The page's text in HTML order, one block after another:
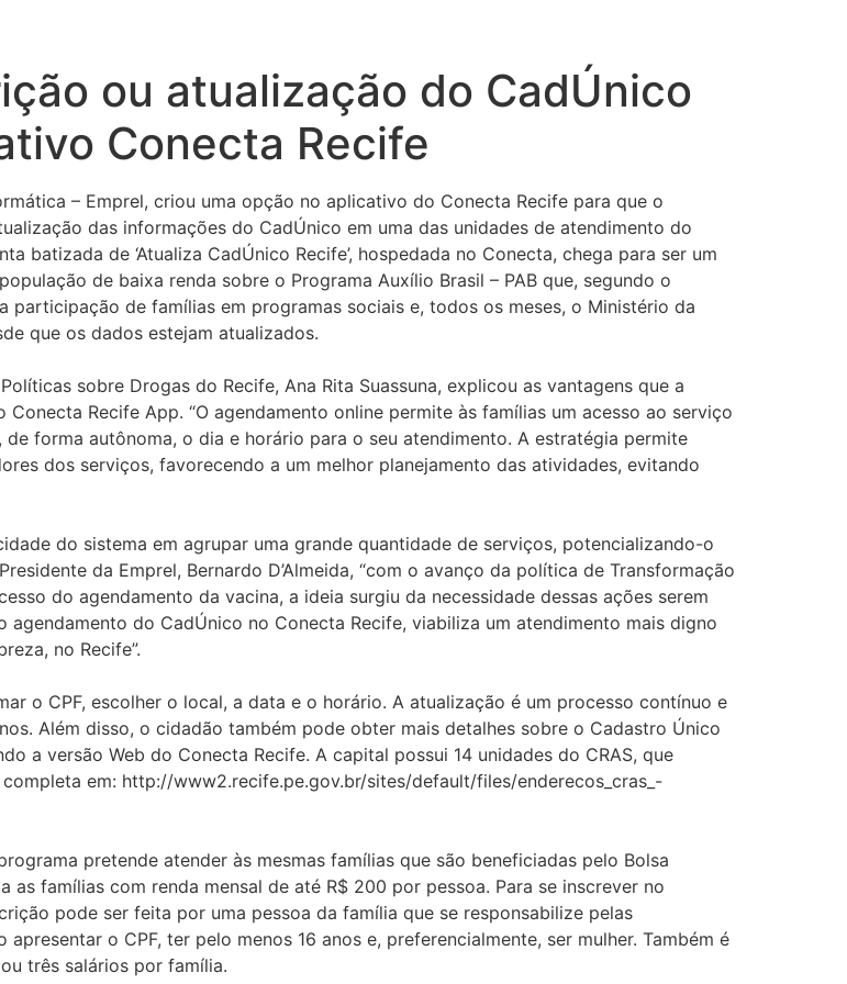
ou atualização do CadÚnico
Conecta Recife
– Emprel, criou uma opção no aplicativo do Conecta Recife para que o
das informações do CadÚnico em uma das unidades de atendimento do
batizada de ‘Atualiza CadÚnico Recife’, hospedada no Conecta, chega para ser um
de baixa renda sobre o Programa Auxílio Brasil – PAB que, segundo o
participação de famílias em programas sociais e, todos os meses, o Ministério da
que os dados estejam atualizados.
sobre Drogas do Recife, Ana Rita Suassuna, explicou as vantagens que a
Recife App. “O agendamento online permite às famílias um acesso ao serviço
forma autônoma, o dia e horário para o seu atendimento. A estratégia permite
dos serviços, favorecendo a um melhor planejamento das atividades, evitando
do sistema em agrupar uma grande quantidade de serviços, potencializando-o
da Emprel, Bernardo D’Almeida, “com o avanço da política de Transformação
do agendamento da vacina, a ideia surgiu da necessidade dessas ações serem
do CadÚnico no Conecta Recife, viabiliza um atendimento mais digno
no Recife”.
o CPF, escolher o local, a data e o horário. A atualização é um processo contínuo e
Além disso, o cidadão também pode obter mais detalhes sobre o Cadastro Único
a versão Web do Conecta Recife. A capital possui 14 unidades do CRAS, que
em: http://www2.recife.pe.gov.br/sites/default/files/enderecos_cras_-
pretende atender às mesmas famílias que são beneficiadas pelo Bolsa
famílias com renda mensal de até R$ 200 por pessoa. Para se inscrever no
pode ser feita por uma pessoa da família que se responsabilize pelas
o CPF, ter pelo menos 16 anos e, preferencialmente, ser mulher. Também é
três salários por família.